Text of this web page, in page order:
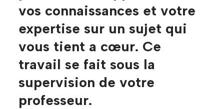
vos connaissances et votre
expertise sur un sujet qui
vous tient a cœur. Ce
travail se fait sous la
supervision de votre
professeur.